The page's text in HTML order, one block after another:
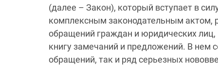
(далее – Закон), который вступает в
комплексным законодательным актом,
обращений граждан и юридических
книгу замечаний и предложений. В нем
обращений, так и ряд серьезных